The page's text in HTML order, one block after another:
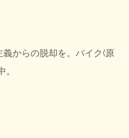
からの脱却を。バイク(原